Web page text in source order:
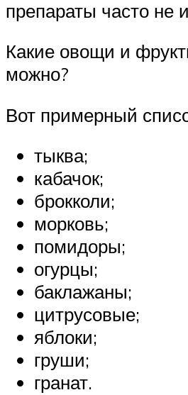
препараты часто не
Какие овощи и
можно?
Вот примерный
тыква;
кабачок;
брокколи;
морковь;
помидоры;
огурцы;
баклажаны;
цитрусовые;
яблоки;
груши;
гранат.